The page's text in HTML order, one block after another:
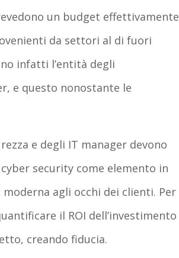
un budget effettivamente
da settori al di fuori
infatti l’entità degli
e questo nonostante le
e degli IT manager devono
security come elemento in
agli occhi dei clienti. Per
il ROI dell’investimento
creando fiducia.